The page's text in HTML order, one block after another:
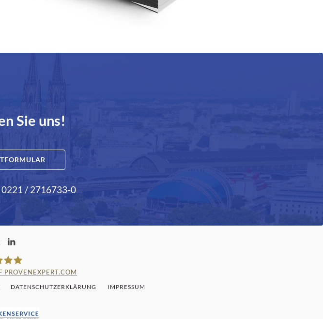
Sie uns!
0221 / 2716733-0
HABERKAMM & ROSENBAUM
PROVENEXPERT.COM
DATENSCHUTZERKLÄRUNG IMPRESSUM